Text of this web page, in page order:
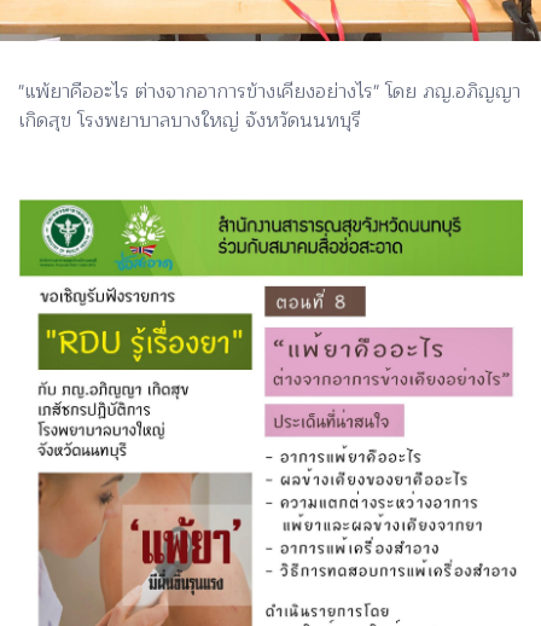
"แพ้ยาคืออะไร ต่างจากอาการข้างเคียงอย่างไร" โดย ภญ.อภิญญา
เกิดสุข โรงพยาบาลบางใหญ่ จังหวัดนนทบุรี